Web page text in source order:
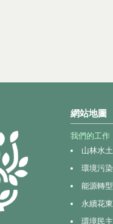
網站地圖
我們的工作
山林水土
環境污染
能源轉型
永續花東
環境民主